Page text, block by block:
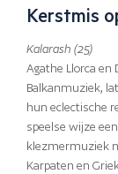
Kerstmis
Kalarash (25)
Agathe Llorca en
Balkanmuziek,
hun eclectische
speelse wijze
klezmermuziek
Karpaten en